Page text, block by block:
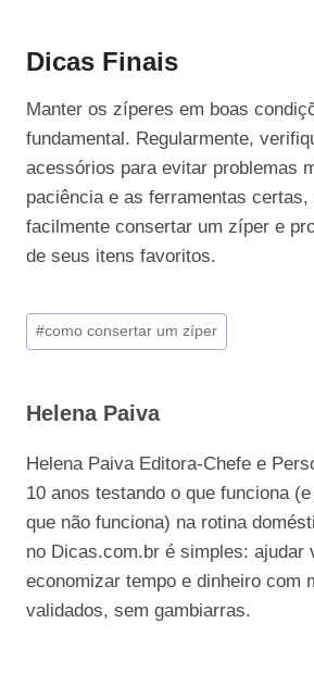
Dicas Finais
Manter os zíperes em boas
fundamental. Regularmente,
acessórios para evitar problemas
paciência e as ferramentas certas,
facilmente consertar um zíper e
de seus itens favoritos.
Tags
do
#como consertar um zíper
Helena Paiva
Helena Paiva Editora-Chefe e
10 anos testando o que funciona
que não funciona) na rotina
no Dicas.com.br é simples: ajudar
economizar tempo e dinheiro com
validados, sem gambiarras.